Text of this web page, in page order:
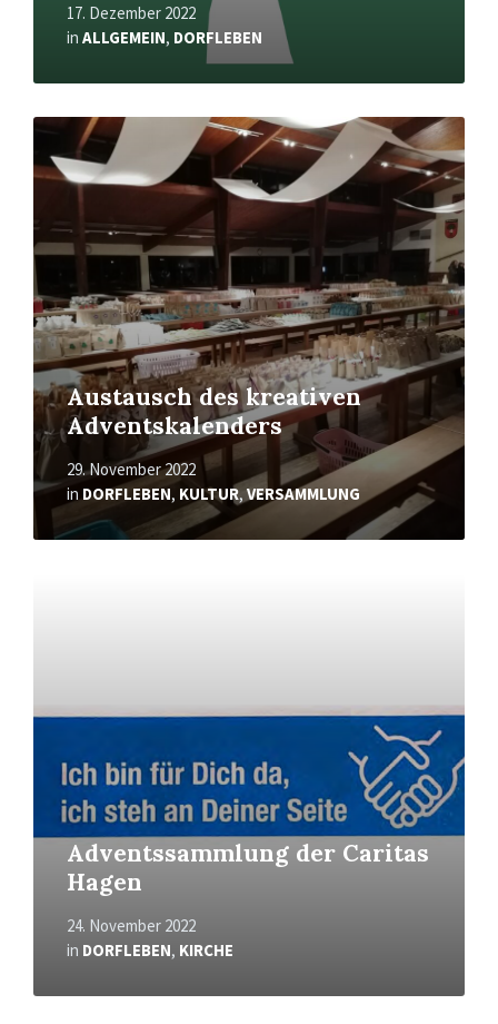
17. Dezember 2022
in ALLGEMEIN, DORFLEBEN
Austausch des kreativen
Adventskalenders
29. November 2022
in DORFLEBEN, KULTUR, VERSAMMLUNG
Read
Adventssammlung der Caritas
Hagen
24. November 2022
in DORFLEBEN, KIRCHE